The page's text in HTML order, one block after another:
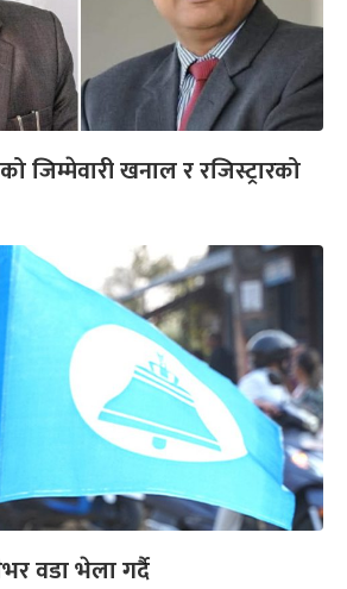
जिम्मेवारी खनाल र रजिस्ट्रारको
वडा भेला गर्दै